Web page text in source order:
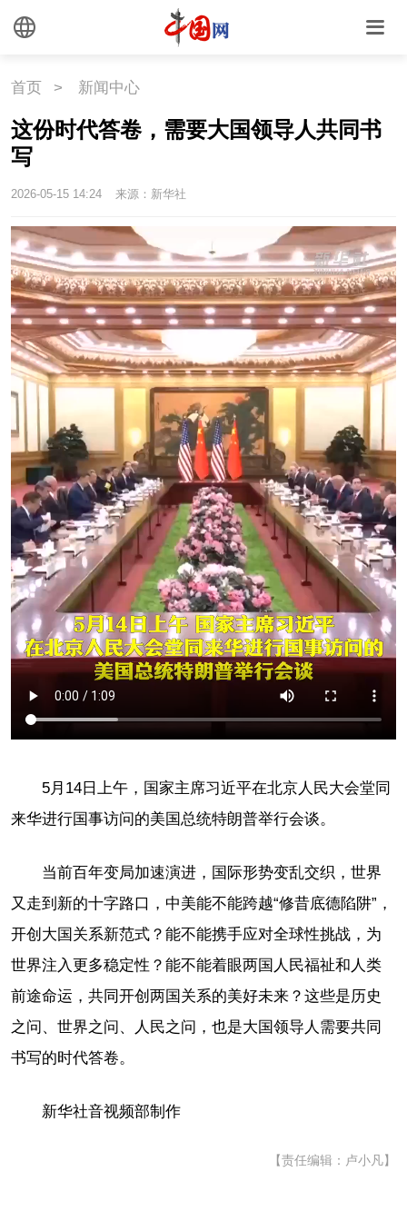
首页 > 新闻中心
这份时代答卷，需要大国领导人共同书
写
2026-05-15 14:24 来源：新华社
5月14日上午，国家主席习近平在北京人民大会堂同
来华进行国事访问的美国总统特朗普举行会谈。
当前百年变局加速演进，国际形势变乱交织，世界
又走到新的十字路口，中美能不能跨越“修昔底德陷阱”，
开创大国关系新范式？能不能携手应对全球性挑战，为
世界注入更多稳定性？能不能着眼两国人民福祉和人类
前途命运，共同开创两国关系的美好未来？这些是历史
之问、世界之问、人民之问，也是大国领导人需要共同
书写的时代答卷。
新华社音视频部制作
【责任编辑：卢小凡】